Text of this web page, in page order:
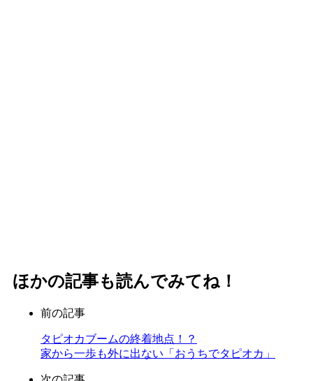
ほかの記事も読んでみてね！
前の記事
タピオカブームの終着地点！？
家から一歩も外に出ない「おうちでタピオカ」